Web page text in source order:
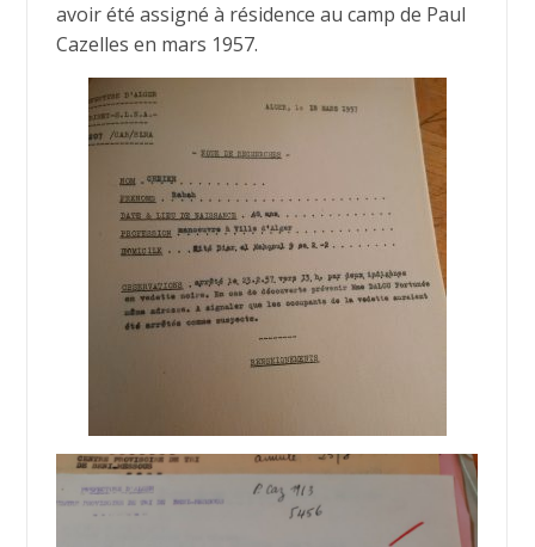
avoir été assigné à résidence au camp de Paul
Cazelles en mars 1957.